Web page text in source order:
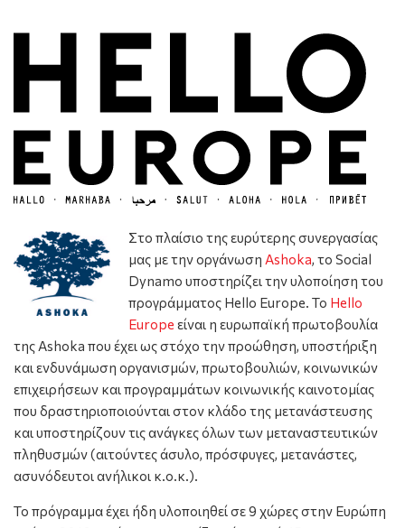
Στο πλαίσιο της ευρύτερης συνεργασίας
μας με την οργάνωση Ashoka, το Social
Dynamo υποστηρίζει την υλοποίηση του
προγράμματος Hello Europe. Το Hello
Europe είναι η ευρωπαϊκή πρωτοβουλία
της Ashoka που έχει ως στόχο την προώθηση, υποστήριξη
και ενδυνάμωση οργανισμών, πρωτοβουλιών, κοινωνικών
επιχειρήσεων και προγραμμάτων κοινωνικής καινοτομίας
που δραστηριοποιούνται στον κλάδο της μετανάστευσης
και υποστηρίζουν τις ανάγκες όλων των μεταναστευτικών
πληθυσμών (αιτούντες άσυλο, πρόσφυγες, μετανάστες,
ασυνόδευτοι ανήλικοι κ.ο.κ.).
Το πρόγραμμα έχει ήδη υλοποιηθεί σε 9 χώρες στην Ευρώπη